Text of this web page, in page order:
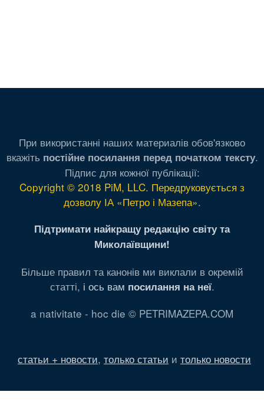
При використанні наших материалів обов'язково
вкажіть постійне посилання перед початком тексту.
Підпис для кожної публікації:
Copyright © 2018 PiM, LLC. Передруковується з
дозволу ІА «Петро і Мазепа».
Підтримати найкращу редакцію світу та
Миколаївщини!
Більше правил та канонів ми виклали в окремій
статті, і ось вам посилання на неї.
a nativitate - hoc die © PETRIMAZEPA.COM
статьи + новости, только статьи и только новости